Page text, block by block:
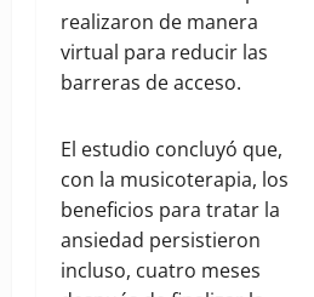
realizaron de manera
virtual para reducir las
barreras de acceso.
El estudio concluyó que,
con la musicoterapia, los
beneficios para tratar la
ansiedad persistieron
incluso, cuatro meses